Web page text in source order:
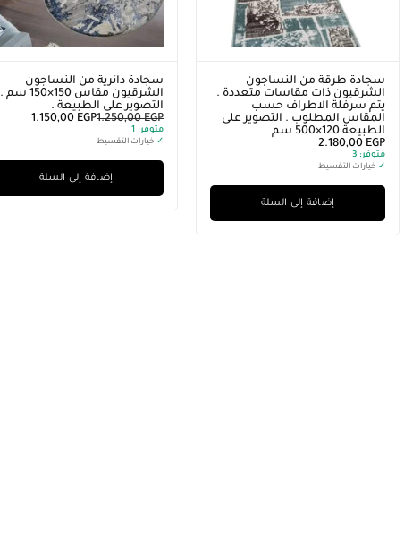
سجادة طرقة من النساجون
الشرقيون ذات مقاسات متعددة .
يتم سرفلة الاطراف حسب
المقاس المطلوب . التصوير على
الطبيعة 120×500 سم
2.180,00 EGP
متوفر:
✓ خيارات التقسيط
إضافة إلى السلة
سجادة دائرية من النساجون
الشرقيون مقاس 150×150 سم .
التصوير على الطبيعة .
1.250,00EGP
1.150,00 EGP
متوفر:
✓ خيارات التقسيط
إضافة إلى السلة